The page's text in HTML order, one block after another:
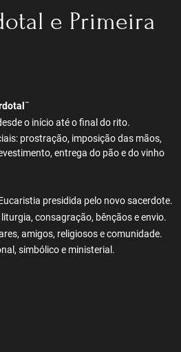
e Primeira
˜
o início até o final do rito.
prostração, imposição das mãos,
entrega do pão e do vinho
presidida pelo novo sacerdote.
consagração, bênçãos e envio.
amigos, religiosos e comunidade.
simbólico e ministerial.